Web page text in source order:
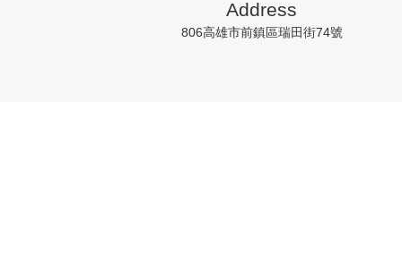
Address
806高雄市前鎮區瑞田街74號